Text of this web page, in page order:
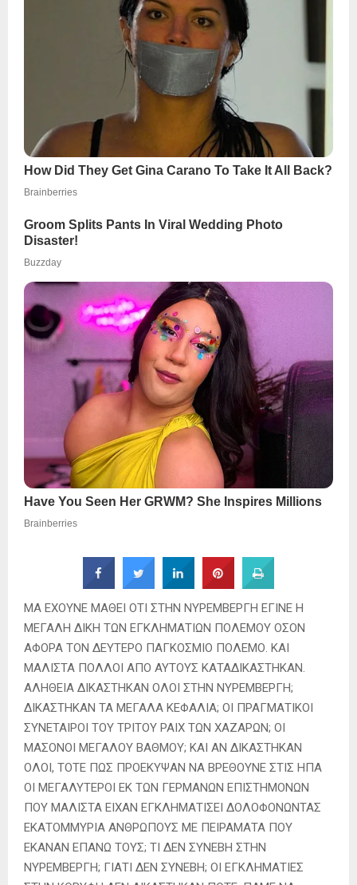
ΜΑ ΕΧΟΥΝΕ ΜΑΘΕΙ ΟΤΙ ΣΤΗΝ ΝΥΡΕΜΒΕΡΓΗ ΕΓΙΝΕ Η
ΜΕΓΑΛΗ ΔΙΚΗ ΤΩΝ ΕΓΚΛΗΜΑΤΙΩΝ ΠΟΛΕΜΟΥ ΟΣΟΝ
ΑΦΟΡΑ ΤΟΝ ΔΕΥΤΕΡΟ ΠΑΓΚΟΣΜΙΟ ΠΟΛΕΜΟ. ΚΑΙ
ΜΑΛΙΣΤΑ ΠΟΛΛΟΙ ΑΠΟ ΑΥΤΟΥΣ ΚΑΤΑΔΙΚΑΣΤΗΚΑΝ.
ΑΛΗΘΕΙΑ ΔΙΚΑΣΤΗΚΑΝ ΟΛΟΙ ΣΤΗΝ ΝΥΡΕΜΒΕΡΓΗ;
ΔΙΚΑΣΤΗΚΑΝ ΤΑ ΜΕΓΑΛΑ ΚΕΦΑΛΙΑ; ΟΙ ΠΡΑΓΜΑΤΙΚΟΙ
ΣΥΝΕΤΑΙΡΟΙ ΤΟΥ ΤΡΙΤΟΥ ΡΑΙΧ ΤΩΝ ΧΑΖΑΡΩΝ; ΟΙ
ΜΑΣΟΝΟΙ ΜΕΓΑΛΟΥ ΒΑΘΜΟΥ; ΚΑΙ ΑΝ ΔΙΚΑΣΤΗΚΑΝ
ΟΛΟΙ, ΤΟΤΕ ΠΩΣ ΠΡΟΕΚΥΨΑΝ ΝΑ ΒΡΕΘΟΥΝΕ ΣΤΙΣ ΗΠΑ
ΟΙ ΜΕΓΑΛΥΤΕΡΟΙ ΕΚ ΤΩΝ ΓΕΡΜΑΝΩΝ ΕΠΙΣΤΗΜΟΝΩΝ
ΠΟΥ ΜΑΛΙΣΤΑ ΕΙΧΑΝ ΕΓΚΛΗΜΑΤΙΣΕΙ ΔΟΛΟΦΟΝΩΝΤΑΣ
ΕΚΑΤΟΜΜΥΡΙΑ ΑΝΘΡΩΠΟΥΣ ΜΕ ΠΕΙΡΑΜΑΤΑ ΠΟΥ
ΕΚΑΝΑΝ ΕΠΑΝΩ ΤΟΥΣ; ΤΙ ΔΕΝ ΣΥΝΕΒΗ ΣΤΗΝ
ΝΥΡΕΜΒΕΡΓΗ; ΓΙΑΤΙ ΔΕΝ ΣΥΝΕΒΗ; ΟΙ ΕΓΚΛΗΜΑΤΙΕΣ